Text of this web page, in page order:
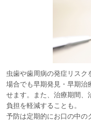
虫歯や歯周病の発症リスク
場合でも早期発見・早期治
せます。また、治療期間、
負担を軽減することも。
予防は定期的にお口の中の